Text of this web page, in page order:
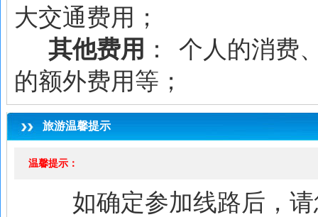
大交通费用；
其他费用 ： 个人的消费
的额外费用等；
旅游温馨提示
温馨提示：
如确定参加线路后，请